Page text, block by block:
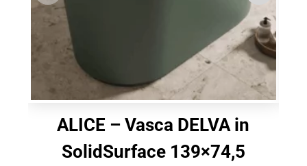
ALICE – Vasca DELVA in
SolidSurface 139×74,5